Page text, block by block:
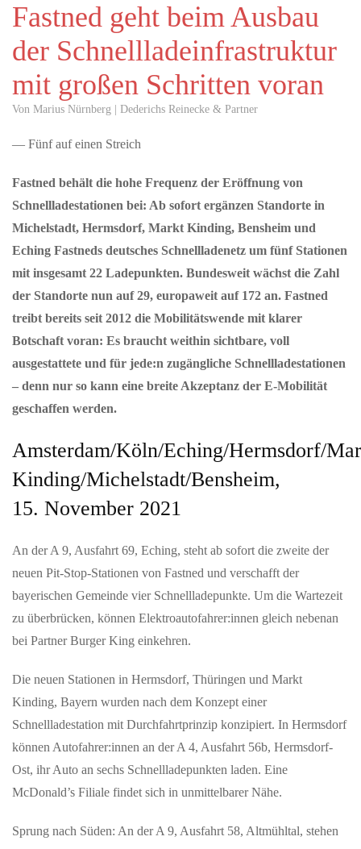
Fastned geht beim Ausbau
der Schnellladeinfrastruktur
mit großen Schritten voran
Von Marius Nürnberg | Dederichs Reinecke & Partner
— Fünf auf einen Streich
Fastned behält die hohe Frequenz der Eröffnung von
Schnellladestationen bei: Ab sofort ergänzen Standorte in
Michelstadt, Hermsdorf, Markt Kinding, Bensheim und
Eching Fastneds deutsches Schnellladenetz um fünf Stationen
mit insgesamt 22 Ladepunkten. Bundesweit wächst die Zahl
der Standorte nun auf 29, europaweit auf 172 an. Fastned
treibt bereits seit 2012 die Mobilitätswende mit klarer
Botschaft voran: Es braucht weithin sichtbare, voll
ausgestattete und für jede:n zugängliche Schnellladestationen
– denn nur so kann eine breite Akzeptanz der E-Mobilität
geschaffen werden.
Amsterdam/Köln/Eching/Hermsdorf/
Kinding/Michelstadt/Bensheim,
15. November 2021
An der A 9, Ausfahrt 69, Eching, steht ab sofort die zweite der
neuen Pit-Stop-Stationen von Fastned und verschafft der
bayerischen Gemeinde vier Schnellladepunkte. Um die Wartezeit
zu überbrücken, können Elektroautofahrer:innen gleich nebenan
bei Partner Burger King einkehren.
Die neuen Stationen in Hermsdorf, Thüringen und Markt
Kinding, Bayern wurden nach dem Konzept einer
Schnellladestation mit Durchfahrtprinzip konzipiert. In Hermsdorf
können Autofahrer:innen an der A 4, Ausfahrt 56b, Hermsdorf-
Ost, ihr Auto an sechs Schnellladepunkten laden. Eine
McDonald’s Filiale findet sich in unmittelbarer Nähe.
Sprung nach Süden: An der A 9, Ausfahrt 58, Altmühltal, stehen